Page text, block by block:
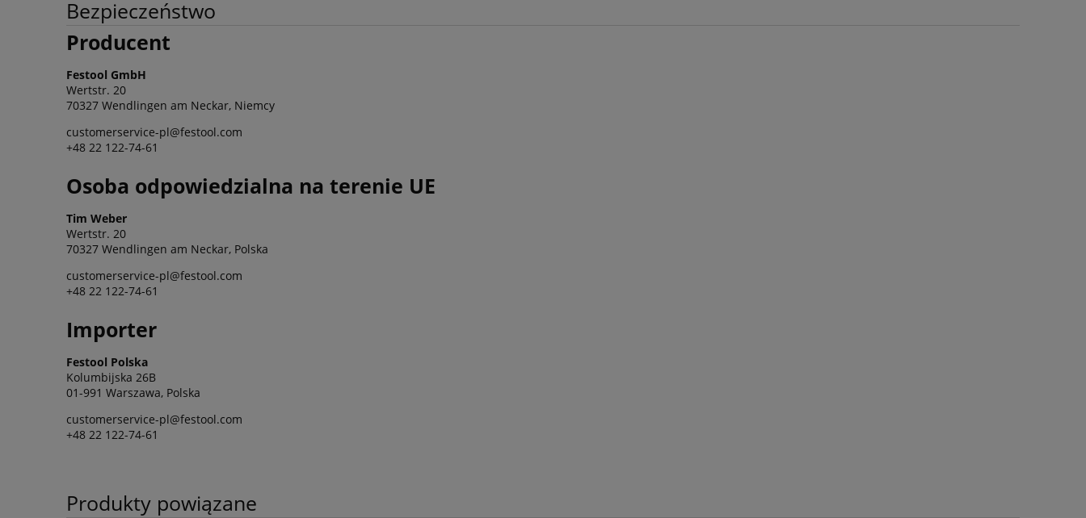
Bezpieczeństwo
Producent
Festool GmbH
Wertstr. 20
70327 Wendlingen am Neckar, Niemcy
customerservice-pl@festool.com
+48 22 122-74-61
Osoba odpowiedzialna na terenie UE
Tim Weber
Wertstr. 20
70327 Wendlingen am Neckar, Polska
customerservice-pl@festool.com
+48 22 122-74-61
Importer
Festool Polska
Kolumbijska 26B
01-991 Warszawa, Polska
customerservice-pl@festool.com
+48 22 122-74-61
Produkty powiązane